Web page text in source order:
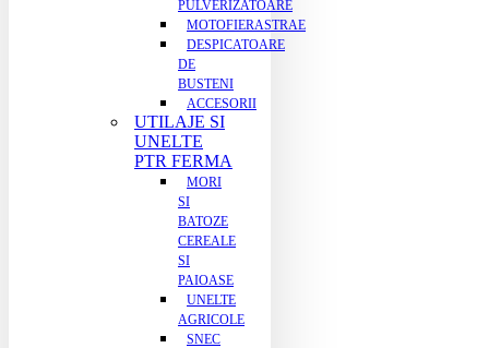
PULVERIZATOARE
MOTOFIERASTRAE
DESPICATOARE
DE
BUSTENI
ACCESORII
UTILAJE SI
UNELTE
PTR FERMA
MORI
SI
BATOZE
CEREALE
SI
PAIOASE
UNELTE
AGRICOLE
SNEC